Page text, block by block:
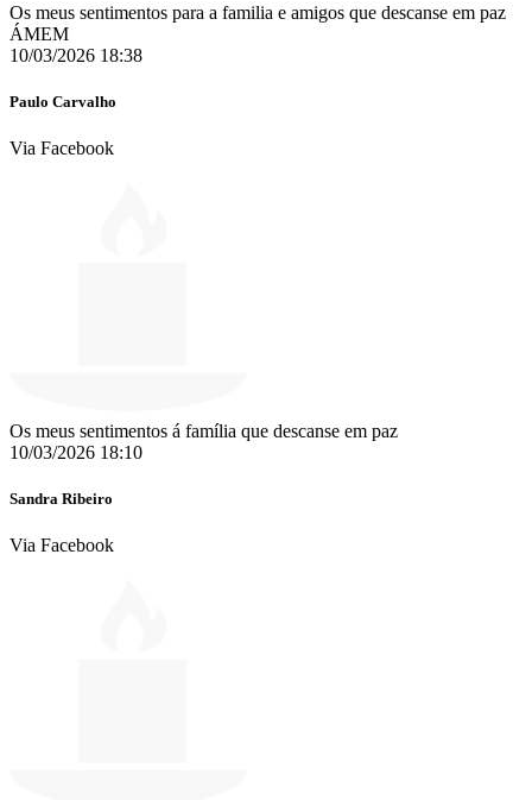
Os meus sentimentos para a familia e amigos que descanse em paz
ÁMEM
10/03/2026 18:38
Paulo Carvalho
Via Facebook
Os meus sentimentos á família que descanse em paz
10/03/2026 18:10
Sandra Ribeiro
Via Facebook